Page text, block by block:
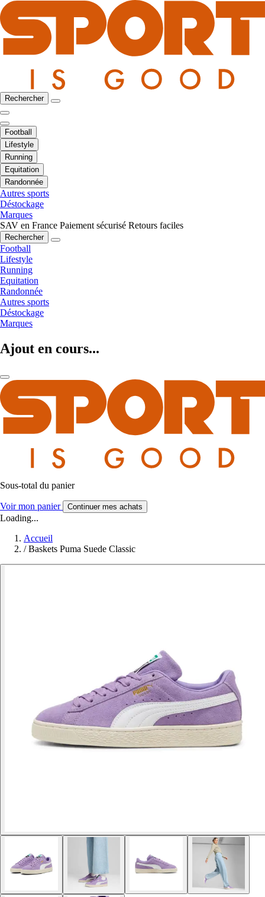
Rechercher
Football
Lifestyle
Running
Equitation
Randonnée
Autres sports
Déstockage
Marques
SAV en France Paiement sécurisé Retours faciles
Rechercher
Football
Lifestyle
Running
Equitation
Randonnée
Autres sports
Déstockage
Marques
Ajout en cours...
Sous-total du panier
Voir mon panier Continuer mes achats
Loading...
Accueil
/ Baskets Puma Suede Classic